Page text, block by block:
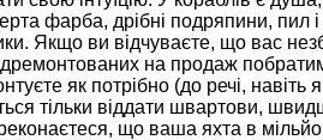
фарба, дрібні подряпини, пил і
Якщо ви відчуваєте, що вас
на продаж
як потрібно (до речі,
тільки віддати швартови,
що ваша яхта в